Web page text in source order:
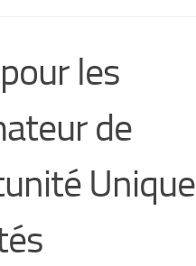
les
de
Unique